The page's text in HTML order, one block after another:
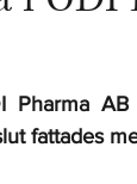
fattades